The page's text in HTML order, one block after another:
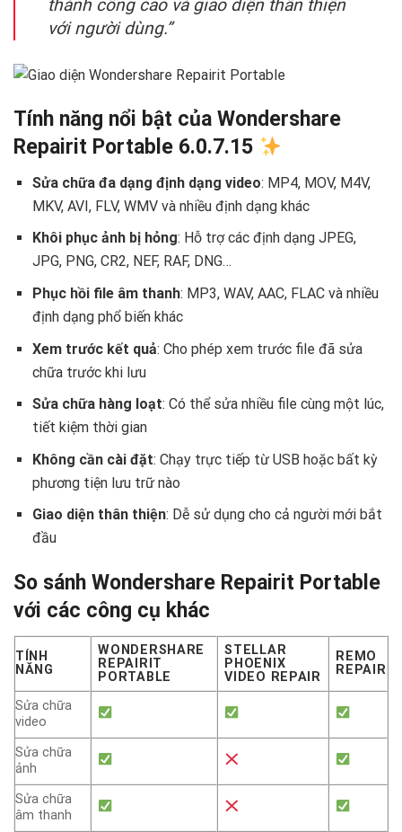
thành công cao và giao diện thân thiện
với người dùng.”
Tính năng nổi bật của Wondershare
Repairit Portable 6.0.7.15
Sửa chữa đa dạng định dạng video: MP4, MOV, M4V,
MKV, AVI, FLV, WMV và nhiều định dạng khác
Khôi phục ảnh bị hỏng: Hỗ trợ các định dạng JPEG,
JPG, PNG, CR2, NEF, RAF, DNG…
Phục hồi file âm thanh: MP3, WAV, AAC, FLAC và nhiều
định dạng phổ biến khác
Xem trước kết quả: Cho phép xem trước file đã sửa
chữa trước khi lưu
Sửa chữa hàng loạt: Có thể sửa nhiều file cùng một lúc,
tiết kiệm thời gian
Không cần cài đặt: Chạy trực tiếp từ USB hoặc bất kỳ
phương tiện lưu trữ nào
Giao diện thân thiện: Dễ sử dụng cho cả người mới bắt
đầu
So sánh Wondershare Repairit Portable
với các công cụ khác
TÍNH
NĂNG
WONDERSHARE
REPAIRIT
PORTABLE
STELLAR
PHOENIX
VIDEO REPAIR
REMO
REPAIR
Sửa chữa
video
Sửa chữa
ảnh
Sửa chữa
âm thanh